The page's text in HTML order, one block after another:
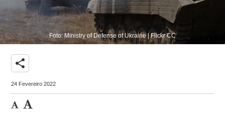
Foto: Ministry of Defense of Ukraine | Flickr CC
share
24 Fevereiro 2022